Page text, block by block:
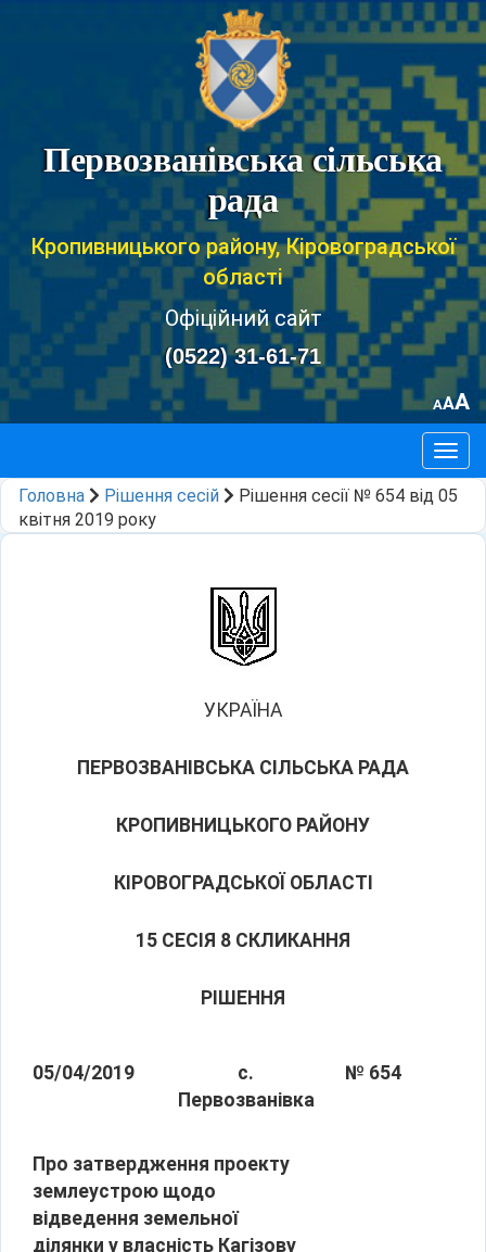
Первозванівська сільська
рада
Кропивницького району, Кіровоградської
області
Офіційний сайт
(0522) 31-61-71
AAA
Головна
Рішення сесій
Рішення сесії № 654 від 05
квітня 2019 року
УКРАЇНА
ПЕРВОЗВАНІВСЬКА СІЛЬСЬКА РАДА
КРОПИВНИЦЬКОГО РАЙОНУ
КІРОВОГРАДСЬКОЇ ОБЛАСТІ
15 СЕСІЯ 8 СКЛИКАННЯ
РІШЕННЯ
05/04/2019
с.
Первозванівка
№ 654
Про затвердження проекту
землеустрою щодо
відведення земельної
ділянки у власність Кагізову